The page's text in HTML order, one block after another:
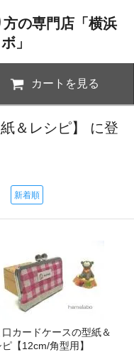
の専門店「横浜
」
カートを見る
＆レシピ】 に登
新着順
カードケースの型紙＆
ピ【12cm/角型用】